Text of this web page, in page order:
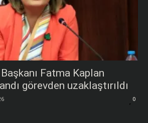
Fatma Kaplan
görevden uzaklaştırıldı
0